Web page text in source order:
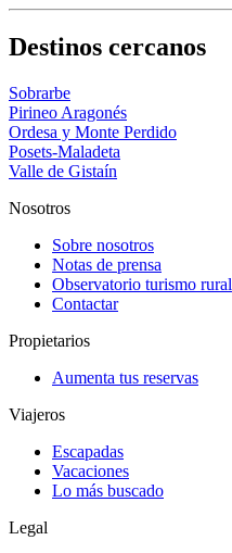
Destinos cercanos
Sobrarbe
Pirineo Aragonés
Ordesa y Monte Perdido
Posets-Maladeta
Valle de Gistaín
Nosotros
Sobre nosotros
Notas de prensa
Observatorio turismo rural
Contactar
Propietarios
Aumenta tus reservas
Viajeros
Escapadas
Vacaciones
Lo más buscado
Legal